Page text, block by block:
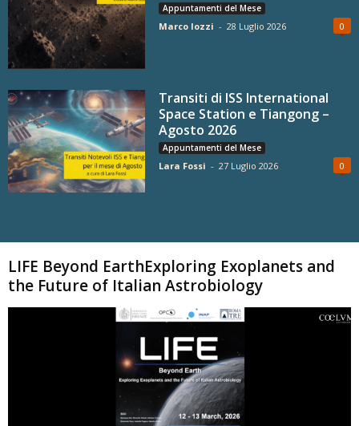
Appuntamenti del Mese
Marco Iozzi - 28 Luglio 2026 0
Transiti di ISS International
Space Station e Tiangong –
Agosto 2026
Appuntamenti del Mese
Lara Fossi - 27 Luglio 2026 0
LIFE Beyond EarthExploring Exoplanets and
the Future of Italian Astrobiology